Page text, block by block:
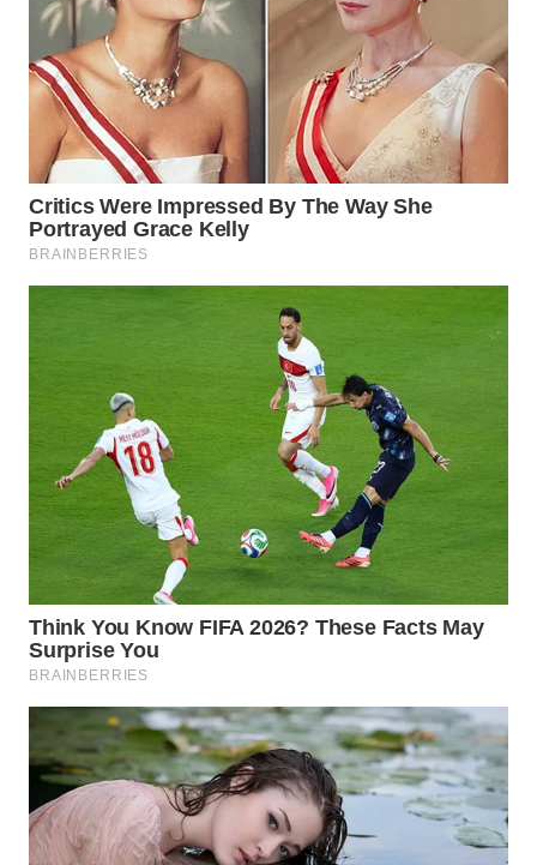
MAJALENGKA
WN
SUBANG
WN
SUKABUMI
WN
PRIANGAN
TIMUR
WN
SEMARANG
WN
SOLO
WN
BOROBUDUR
WN
MADURA
WN
SURABAYA